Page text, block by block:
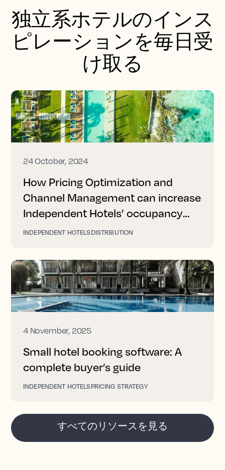
独立系ホテルのインス
ピレーションを毎日受
け取る
24 October, 2024
How Pricing Optimization and
Channel Management can increase
Independent Hotels’ occupancy
and revenue
INDEPENDENT HOTELSDISTRIBUTION
4 November, 2025
Small hotel booking software: A
complete buyer’s guide
INDEPENDENT HOTELSPRICING STRATEGY
すべてのリソースを見る